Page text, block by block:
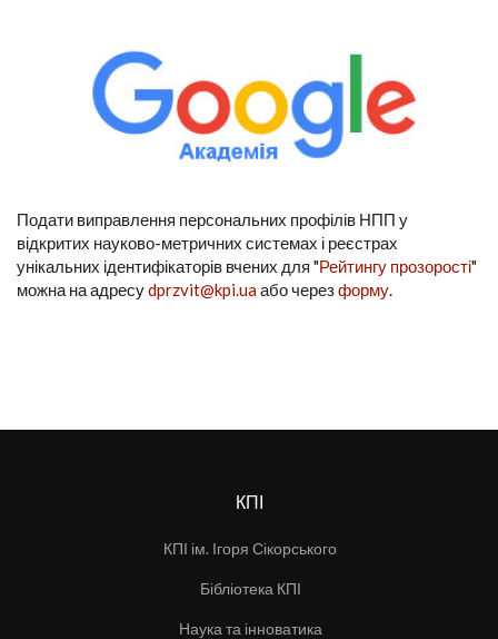
Подати виправлення персональних профілів НПП у
відкритих науково-метричних системах і реєстрах
унікальних ідентифікаторів вчених для "Рейтингу прозорості"
можна на адресуdprzvit@kpi.uaабо черезформу.
КПІ
КПІ ім. Ігоря Сікорського
Бібліотека КПІ
Наука та інноватика